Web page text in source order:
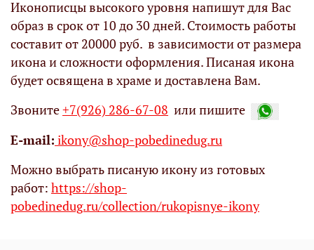
Иконописцы высокого уровня напишут для Вас
образ в срок от 10 до 30 дней. Стоимость работы
составит от 20000 руб. в зависимости от размера
икона и сложности оформления. Писаная икона
будет освящена в храме и доставлена Вам.
Звоните+7(926) 286-67-08 или пишите
Е-mail: ikony@shop-pobedinedug.ru
Можно выбрать писаную икону из готовых
работ: https://shop-
pobedinedug.ru/collection/rukopisnye-ikony